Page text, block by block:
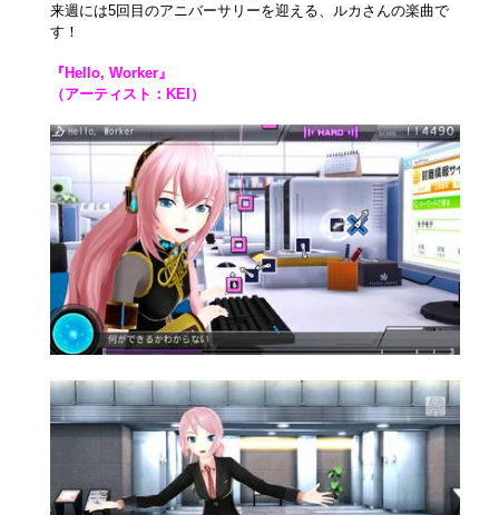
来週には5回目のアニバーサリーを迎える、ルカさんの楽曲で
す！
『Hello, Worker』
（アーティスト：KEI）